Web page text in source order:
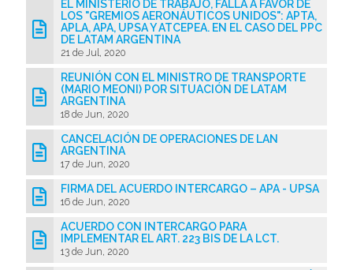
EL MINISTERIO DE TRABAJO, FALLA A FAVOR DE
LOS "GREMIOS AERONÁUTICOS UNIDOS": APTA,
APLA, APA, UPSA Y ATCEPEA. EN EL CASO DEL PPC
DE LATAM ARGENTINA
21 de Jul, 2020
REUNIÓN CON EL MINISTRO DE TRANSPORTE
(MARIO MEONI) POR SITUACIÓN DE LATAM
ARGENTINA
18 de Jun, 2020
CANCELACIÓN DE OPERACIONES DE LAN
ARGENTINA
17 de Jun, 2020
FIRMA DEL ACUERDO INTERCARGO – APA - UPSA
16 de Jun, 2020
ACUERDO CON INTERCARGO PARA
IMPLEMENTAR EL ART. 223 BIS DE LA LCT.
13 de Jun, 2020